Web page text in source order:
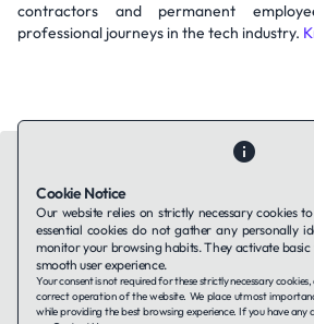
contractors and permanent
professional journeys in the tech industry.
Contact UsAbout UsCompanies using
Terms of Service
Cookie Notice
Our website relies on strictly necessary cookies
essential cookies do not gather any personally
monitor your browsing habits. They activate
smooth user experience.
Your consent is not required for these strictly necessary
correct operation of the website. We place utmost
while providing the best browsing experience. If you have any